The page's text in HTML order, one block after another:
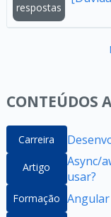
respostas
CONTEÚDOS
Carreira
Artigo
Async/
usar?
Formação